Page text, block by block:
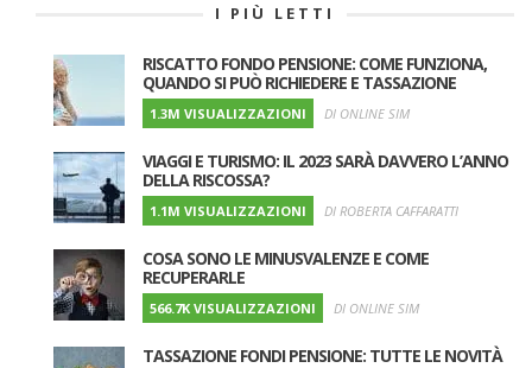
I PIÙ LETTI
RISCATTO FONDO PENSIONE: COME FUNZIONA,
QUANDO SI PUÒ RICHIEDERE E TASSAZIONE
1.3M VISUALIZZAZIONI DI ONLINE SIM
VIAGGI E TURISMO: IL 2023 SARÀ DAVVERO L’ANNO
DELLA RISCOSSA?
1.1M VISUALIZZAZIONI DI ROBERTA CAFFARATTI
COSA SONO LE MINUSVALENZE E COME
RECUPERARLE
566.7K VISUALIZZAZIONI DI ONLINE SIM
TASSAZIONE FONDI PENSIONE: TUTTE LE NOVITÀ